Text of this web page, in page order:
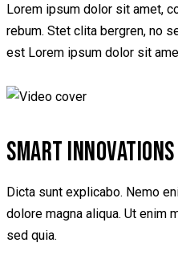
Lorem ipsum dolor sit amet,
rebum. Stet clita bergren, no
est Lorem ipsum dolor sit
SMART INNOVATIONS
Dicta sunt explicabo. Nemo
dolore magna aliqua. Ut enim
sed quia.